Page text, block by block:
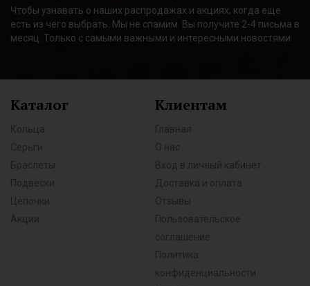
Чтобы узнавать о наших распродажах и акциях, когда еще
есть из чего выбрать. Мы не спамим. Вы получите 2-4 письма в
месяц. Только с самыми важными и интересными новостями
Каталог
Кольца
Серьги
Браслеты
Подвески
Цепочки
Акции
Клиентам
Главная
О нас
Вход в личный кабинет
Доставка и оплата
Отзывы
Пользовательское
соглашение
Политика
конфиденциальности